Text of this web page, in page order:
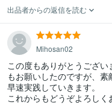
出品者からの返信を読む
Mihosan02
この度もありがとうござ
もお願いしたのですが、素
早速実践していきます。
これからもどうぞよろしく